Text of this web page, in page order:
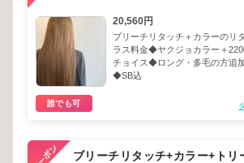
20,560円
ブリーチリタッチ＋カラーのリ
ラス料金◆ヤクジョカラー＋
チョイス◆ロング・多毛の方追
◆SB込
誰でも可
ブリーチリタッチ+カラー+トリ